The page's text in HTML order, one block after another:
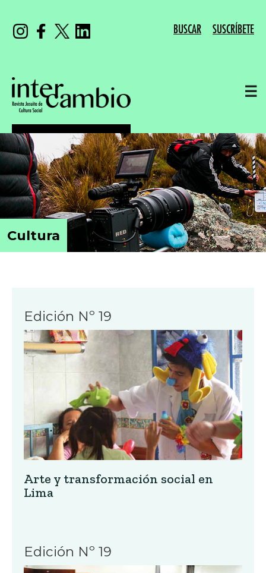
BUSCAR SUSCRÍBETE
☰
Cultura
Edición Nº 19
Arte y transformación social en
Lima
Edición Nº 19